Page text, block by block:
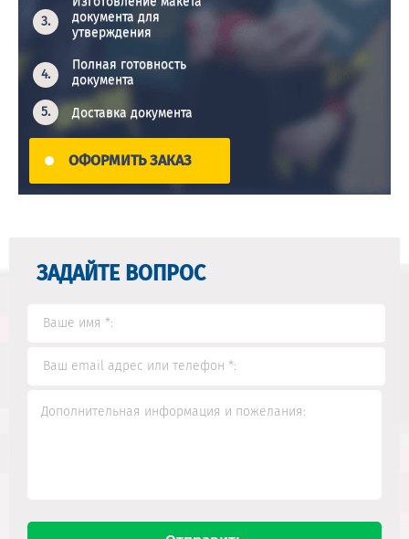
документа для
утверждения
Полная готовность
документа
Доставка документа
ОФОРМИТЬ ЗАКАЗ
ЗАДАЙТЕ ВОПРОС